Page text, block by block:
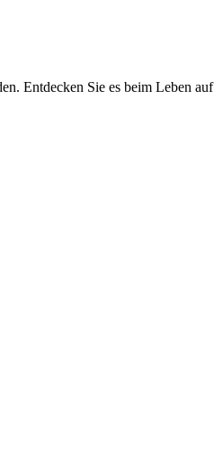
Entdecken Sie es beim Leben